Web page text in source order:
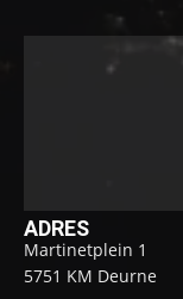
ADRES
Martinetplein 1
5751 KM Deurne